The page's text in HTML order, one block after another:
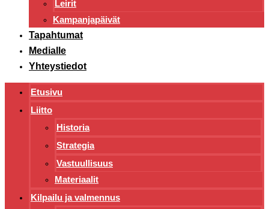
Leirit
Kampanjapäivät
Tapahtumat
Medialle
Yhteystiedot
Etusivu
Liitto
Historia
Strategia
Vastuullisuus
Materiaalit
Kilpailu ja valmennus